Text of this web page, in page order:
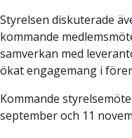
Styrelsen diskuterade
kommande
samverkan med
ökat engagemang i
Kommande
september och 11